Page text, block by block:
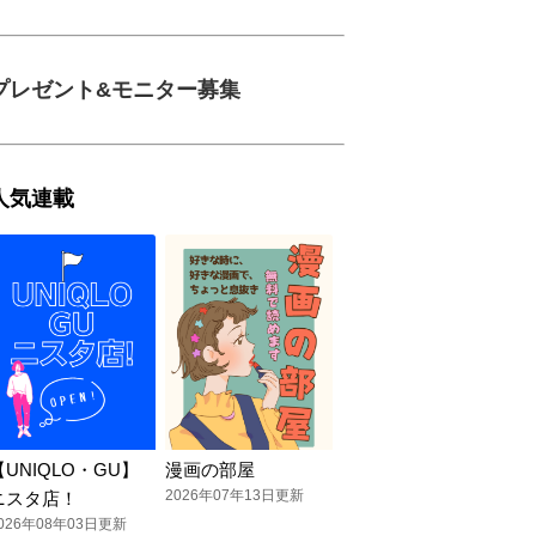
レゼント&モニター募集
気連載
UNIQLO・GU】
スタ店！
年08年03日更新
漫画の部屋
2026年07年13日更新